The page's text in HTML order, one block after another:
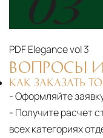
PDFElegance vol 3
ВОПРОСЫ
КАК ЗАКАЗАТЬ
- Оформляйте
- Получите расчет
всех категориях